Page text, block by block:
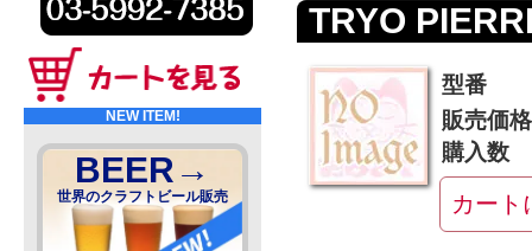
NEW ITEM!
BEER→
世界のクラフトビール販売
TRYO
型番
販売価格
購入数